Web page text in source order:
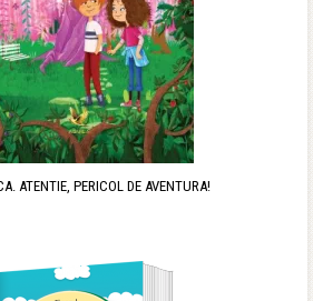
ATENTIE, PERICOL DE AVENTURA!